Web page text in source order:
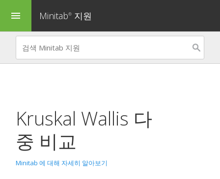
menu Minitab® 지원
Kruskal Wallis 다
중 비교
Minitab 에 대해 자세히 알아보기